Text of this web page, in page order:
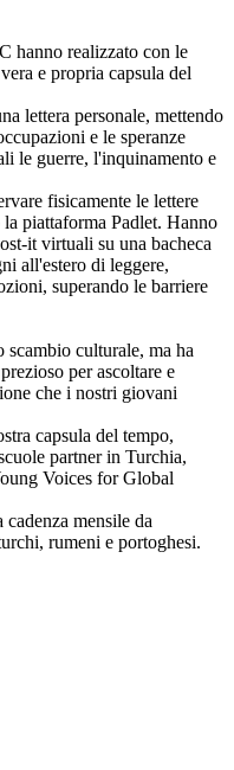
hanno realizzato con le
e propria capsula del
lettera personale, mettendo
e le speranze
le guerre, l'inquinamento e
fisicamente le lettere
piattaforma Padlet. Hanno
it virtuali su una bacheca
all'estero di leggere,
superando le barriere
scambio culturale, ma ha
per ascoltare e
che i nostri giovani
capsula del tempo,
partner in Turchia,
Voices for Global
mensile da
rumeni e portoghesi.